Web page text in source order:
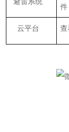
件
云平台 查